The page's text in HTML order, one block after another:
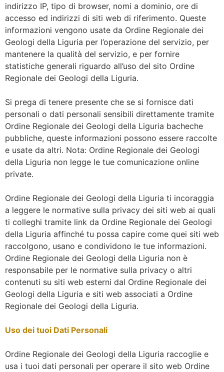
indirizzo IP, tipo di browser, nomi a dominio, ore di
accesso ed indirizzi di siti web di riferimento. Queste
informazioni vengono usate da Ordine Regionale dei
Geologi della Liguria per l’operazione del servizio, per
mantenere la qualità del servizio, e per fornire
statistiche generali riguardo all’uso del sito Ordine
Regionale dei Geologi della Liguria.
Si prega di tenere presente che se si fornisce dati
personali o dati personali sensibili direttamente tramite
Ordine Regionale dei Geologi della Liguria bacheche
pubbliche, queste informazioni possono essere raccolte
e usate da altri. Nota: Ordine Regionale dei Geologi
della Liguria non legge le tue comunicazione online
private.
Ordine Regionale dei Geologi della Liguria ti incoraggia
a leggere le normative sulla privacy dei siti web ai quali
ti colleghi tramite link da Ordine Regionale dei Geologi
della Liguria affinché tu possa capire come quei siti web
raccolgono, usano e condividono le tue informazioni.
Ordine Regionale dei Geologi della Liguria non è
responsabile per le normative sulla privacy o altri
contenuti su siti web esterni dal Ordine Regionale dei
Geologi della Liguria e siti web associati a Ordine
Regionale dei Geologi della Liguria.
Uso dei tuoi Dati Personali
Ordine Regionale dei Geologi della Liguria raccoglie e
usa i tuoi dati personali per operare il sito web Ordine